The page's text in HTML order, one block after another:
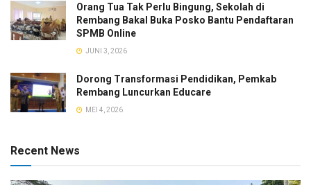
Orang Tua Tak Perlu Bingung, Sekolah di
Rembang Bakal Buka Posko Bantu Pendaftaran
SPMB Online
JUNI 3, 2026
Dorong Transformasi Pendidikan, Pemkab
Rembang Luncurkan Educare
MEI 4, 2026
Recent News